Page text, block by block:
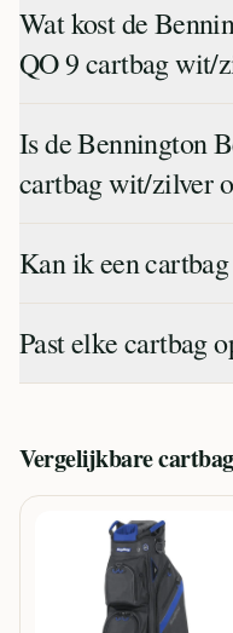
Wat kost de
QO 9 cartbag wit/
Is de Bennington
cartbag wit/zilver
Kan ik een
Past elke cartbag
Vergelijkbare